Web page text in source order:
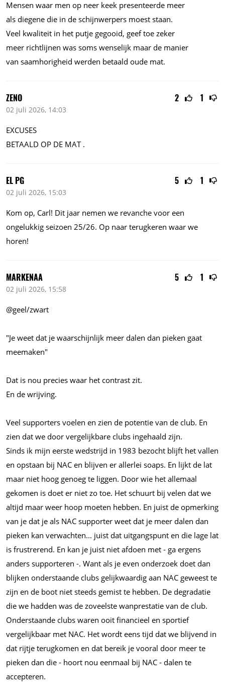
Mensen waar men op neer keek presenteerde meer
als diegene die in de schijnwerpers moest staan.
Veel kwaliteit in het putje gegooid, geef toe zeker
meer richtlijnen was soms wenselijk maar de manier
van saamhorigheid werden betaald oude mat.
2 1
ZENO
02 juli 2026, 14:03
EXCUSES
BETAALD OP DE MAT .
5 1
EL PG
02 juli 2026, 15:03
Kom op, Carl! Dit jaar nemen we revanche voor een
ongelukkig seizoen 25/26. Op naar terugkeren waar we
horen!
5 1
MARKENAA
02 juli 2026, 15:58
@geel/zwart
"Je weet dat je waarschijnlijk meer dalen dan pieken gaat
meemaken"
Dat is nou precies waar het contrast zit.
En de wrijving.
Veel supporters voelen en zien de potentie van de club. En
zien dat we door vergelijkbare clubs ingehaald zijn.
Sinds ik mijn eerste wedstrijd in 1983 bezocht blijft het vallen
en opstaan bij NAC en blijven er allerlei soaps. En lijkt de lat
maar niet hoog genoeg te liggen. Door wie het allemaal
gekomen is doet er niet zo toe. Het schuurt bij velen dat we
altijd maar weer hoop moeten hebben. En juist de opmerking
van je dat je als NAC supporter weet dat je meer dalen dan
pieken kan verwachten... juist dat uitgangspunt en die lage lat
is frustrerend. En kan je juist niet afdoen met - ga ergens
anders supporteren -. Want als je even onderzoek doet dan
blijken onderstaande clubs gelijkwaardig aan NAC geweest te
zijn en de boot niet steeds gemist te hebben. De degradatie
die we hadden was de zoveelste wanprestatie van de club.
Onderstaande clubs waren ooit financieel en sportief
vergelijkbaar met NAC. Het wordt eens tijd dat we blijvend in
dat rijtje terugkomen en dat bereik je vooral door meer te
pieken dan die - hoort nou eenmaal bij NAC - dalen te
accepteren.